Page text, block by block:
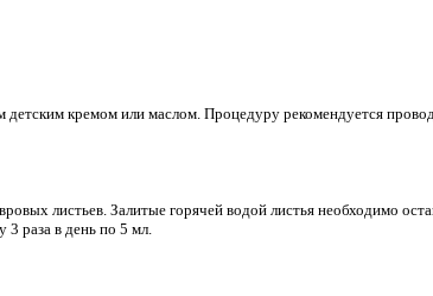
кремом или маслом. Процедуру рекомендуется
листьев. Залитые горячей водой листья необходимо
3 раза в день по 5 мл.